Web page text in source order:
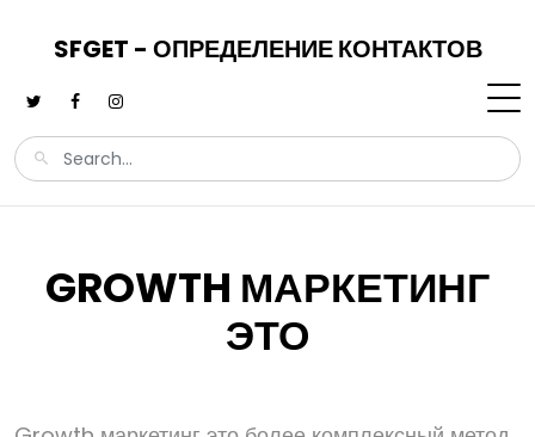
SFGET - ОПРЕДЕЛЕНИЕ КОНТАКТОВ
GROWTH МАРКЕТИНГ
ЭТО